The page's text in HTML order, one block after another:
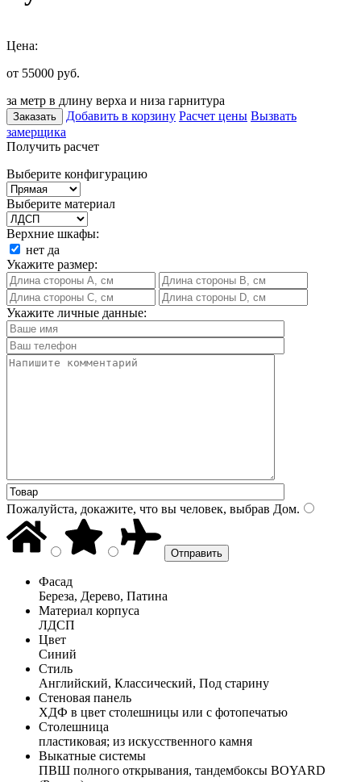
Цена:
от 55000 руб.
за метр в длину верха и низа гарнитура
Заказать Добавить в корзину Расчет цены Вызвать
замерщика
Получить расчет
Выберите конфигурацию
Выберите материал
Верхние шкафы:
нет да
Укажите размер:
Укажите личные данные:
Пожалуйста, докажите, что вы человек, выбрав Дом.
Фасад
Береза, Дерево, Патина
Материал корпуса
ЛДСП
Цвет
Синий
Стиль
Английский, Классический, Под старину
Стеновая панель
ХДФ в цвет столешницы или с фотопечатью
Столешница
пластиковая; из искусственного камня
Выкатные системы
ПВШ полного открывания, тандембоксы BOYARD